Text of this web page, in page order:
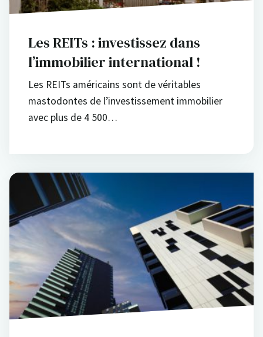
Les REITs : investissez dans
l’immobilier international !
Les REITs américains sont de véritables
mastodontes de l’investissement immobilier
avec plus de 4 500…